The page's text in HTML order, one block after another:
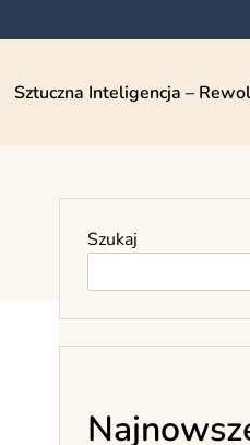
Sztuczna Inteligencja –
Szukaj